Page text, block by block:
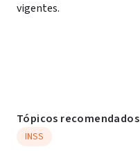
vigentes.
Tópicos recomendados
INSS